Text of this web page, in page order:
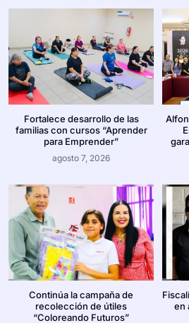
Fortalece desarrollo de las
familias con cursos “Aprender
para Emprender”
agosto 7, 2026
Continúa la campaña de
recolección de útiles
“Coloreando Futuros”
en